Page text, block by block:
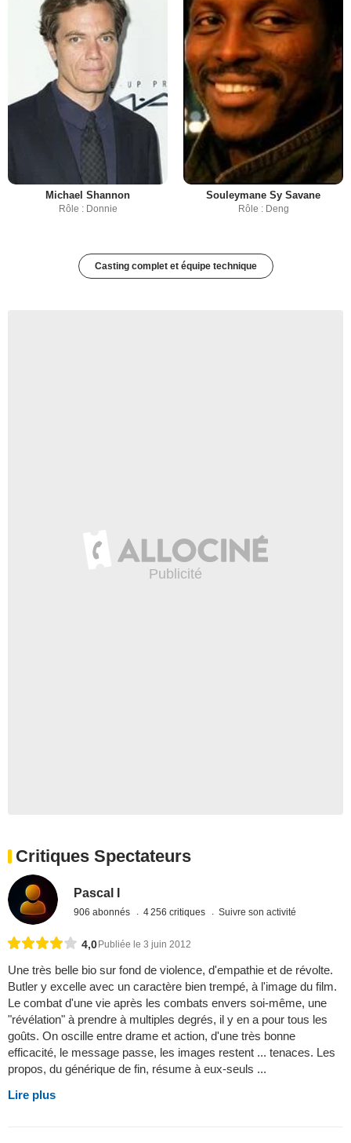
Michael Shannon
Rôle : Donnie
Souleymane Sy Savane
Rôle : Deng
Casting complet et équipe technique
Critiques Spectateurs
Pascal I
906 abonnés 4 256 critiques Suivre son activité
4,0 Publiée le 3 juin 2012
Une très belle bio sur fond de violence, d'empathie et de révolte.
Butler y excelle avec un caractère bien trempé, à l'image du film.
Le combat d'une vie après les combats envers soi-même, une
"révélation" à prendre à multiples degrés, il y en a pour tous les
goûts. On oscille entre drame et action, d'une très bonne
efficacité, le message passe, les images restent ... tenaces. Les
propos, du générique de fin, résume à eux-seuls ...
Lire plus